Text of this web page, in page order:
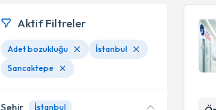
Aktif Filtreler
Adet bozukluğu
İstanbul
Sancaktepe
Şehir İstanbul